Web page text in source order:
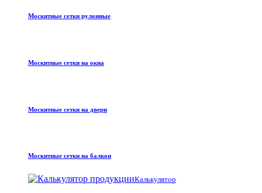
Москитные сетки рулонные
Москитные сетки на окна
Москитные сетки на двери
Москитные сетки на балкон
Калькулятор